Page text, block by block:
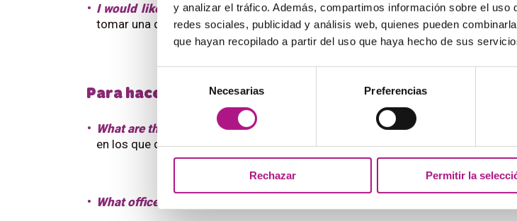
y analizar el tráfico. Además, compartimos información sobre el uso
redes sociales, publicidad y análisis web, quienes pueden
que hayan recopilado a partir del uso que haya hecho de sus
de
consentimiento
Necesarias Preferencias
Rechazar Permitir la
I would like to know when you will be making a decision:Me gustaría
tomar una decisión
Para hacer preguntas:
What are the biggest issues I would need to focus on?:¿Cuáles son los
en los que debería centrarme?
What office policies should I be aware of?: